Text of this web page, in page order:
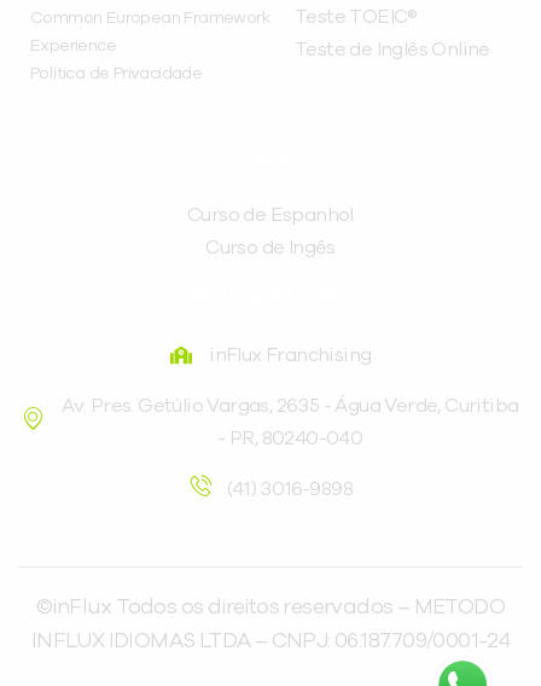
Common European Framework
Experience
Política de Privacidade
Teste TOEIC®
Teste de Inglês Online
Curso de Espanhol
Curso de Ingês
inFlux Franchising
Av. Pres. Getúlio Vargas, 2635 - Água Verde, Curitiba
- PR, 80240-040
(41) 3016-9898
©inFlux Todos os direitos reservados – METODO
INFLUX IDIOMAS LTDA – CNPJ: 06.187.709/0001-24